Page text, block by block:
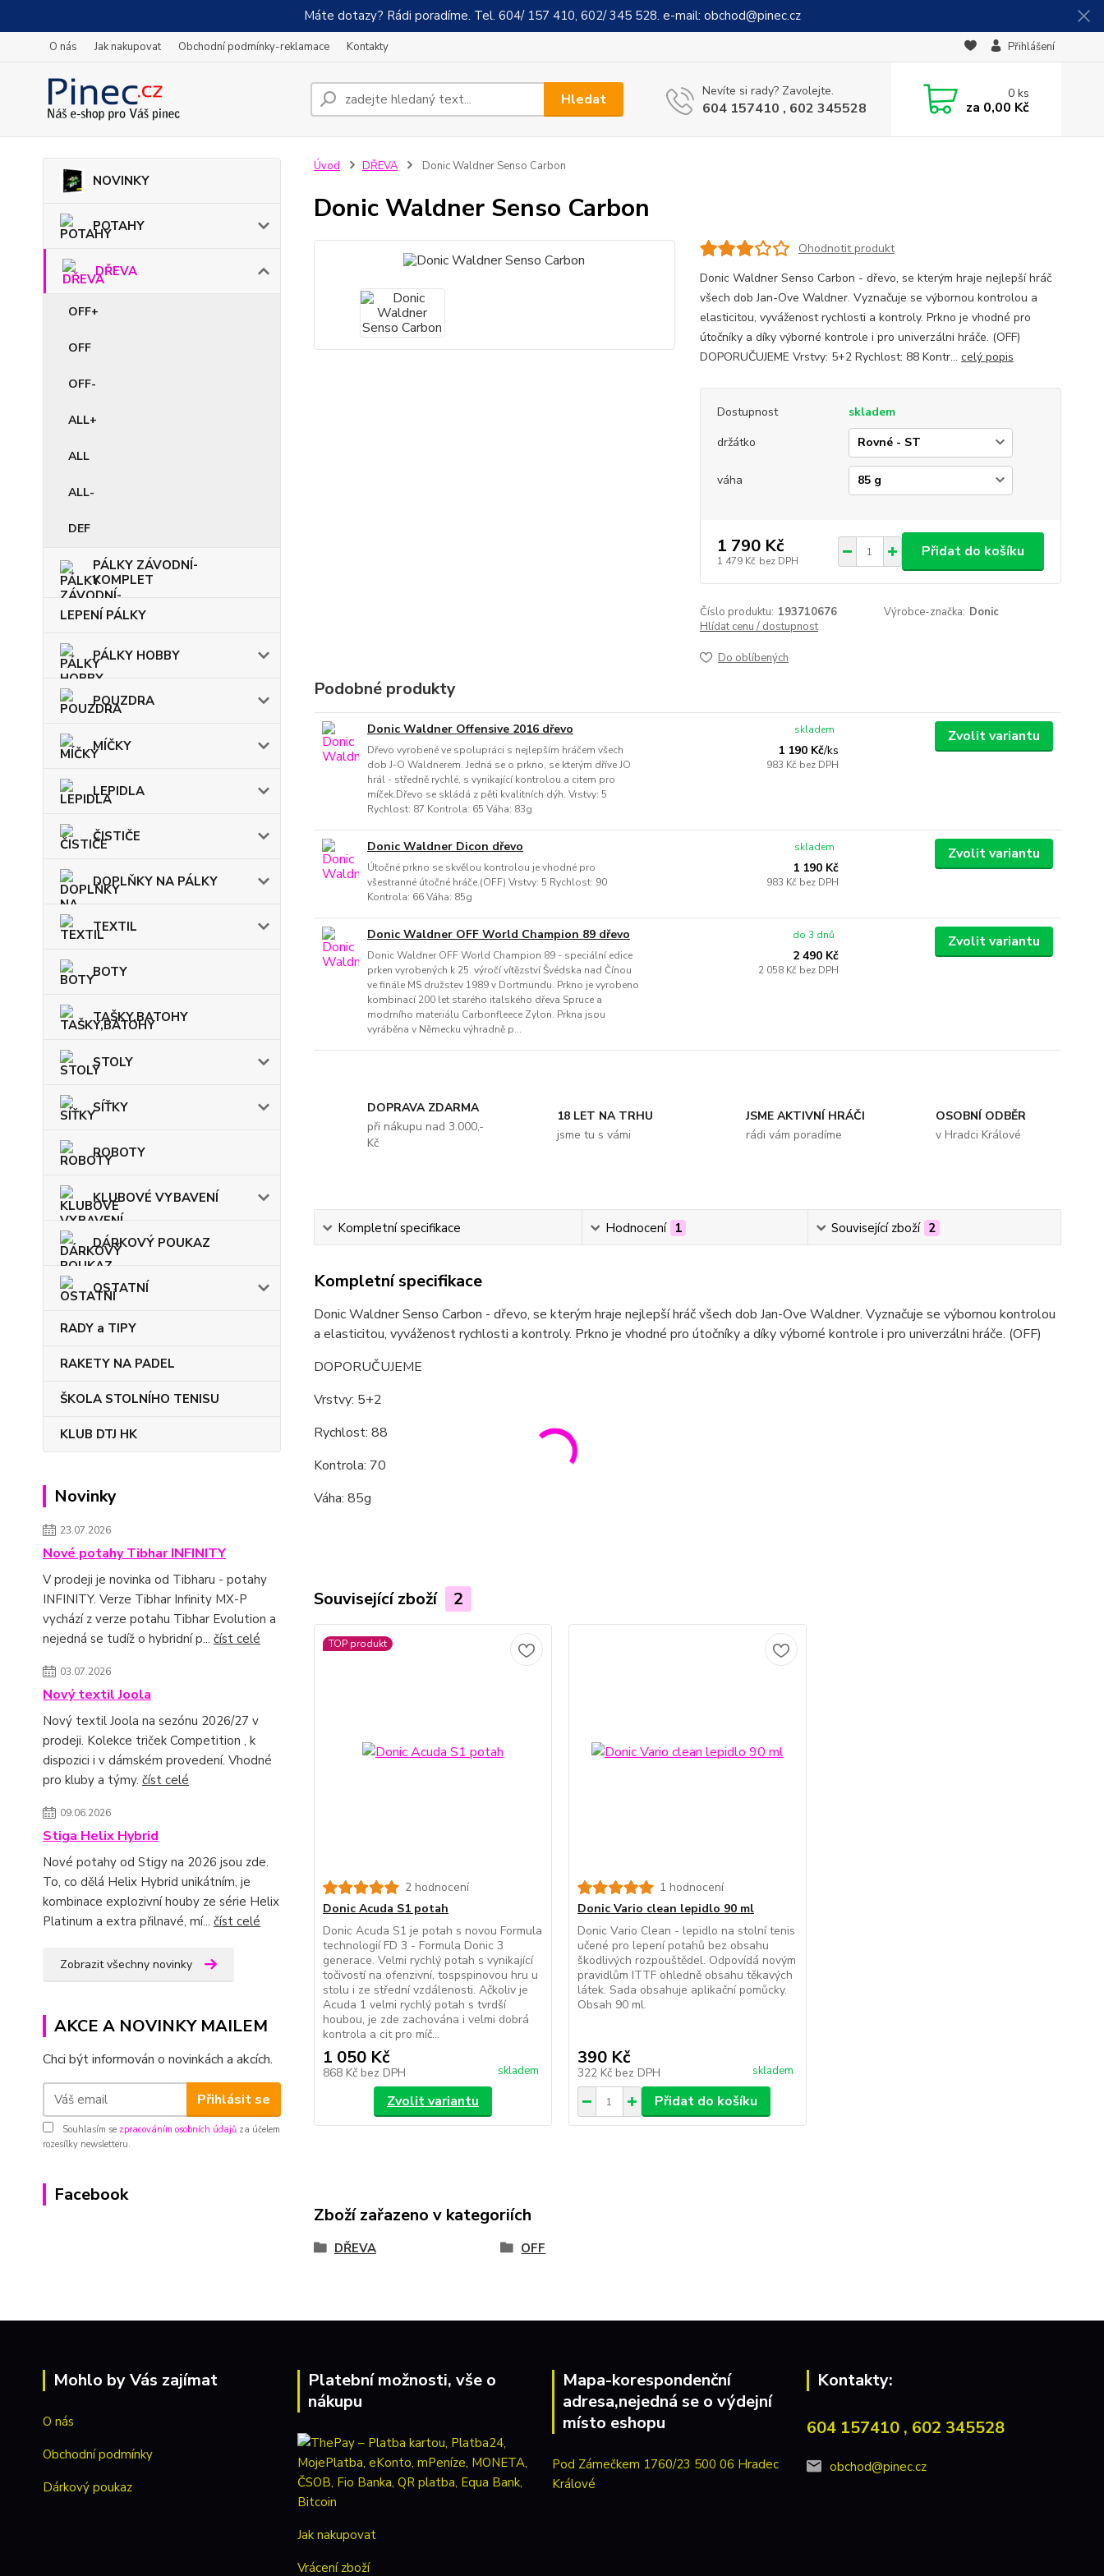
Máte dotazy? Rádi poradíme. Tel. 604/ 157 410, 602/ 345 528. e-mail: obchod@pinec.cz
O nás Jak nakupovat Obchodní podmínky-reklamace Kontakty Přihlášení
Hledat Nevíte si rady? Zavolejte.
604 157410 , 602 345528
0ks
za 0,00 Kč
NOVINKY
POTAHY
DŘEVA
OFF+
OFF
OFF-
ALL+
ALL
ALL-
DEF
PÁLKY ZÁVODNÍ-
KOMPLET
LEPENÍ PÁLKY
PÁLKY HOBBY
POUZDRA
MÍČKY
LEPIDLA
ČISTIČE
DOPLŇKY NA PÁLKY
TEXTIL
BOTY
TAŠKY,BATOHY
STOLY
SÍŤKY
ROBOTY
KLUBOVÉ VYBAVENÍ
DÁRKOVÝ POUKAZ
OSTATNÍ
RADY a TIPY
RAKETY NA PADEL
ŠKOLA STOLNÍHO TENISU
KLUB DTJ HK
Novinky
23.07.2026
Nové potahy Tibhar INFINITY
V prodeji je novinka od Tibharu - potahy
INFINITY. Verze Tibhar Infinity MX-P
vychází z verze potahu Tibhar Evolution a
nejedná se tudíž o hybridní p... číst celé
03.07.2026
Nový textil Joola
Nový textil Joola na sezónu 2026/27 v
prodeji. Kolekce triček Competition , k
dispozici i v dámském provedení. Vhodné
pro kluby a týmy. číst celé
09.06.2026
Stiga Helix Hybrid
Nové potahy od Stigy na 2026 jsou zde.
To, co dělá Helix Hybrid unikátním, je
kombinace explozivní houby ze série Helix
Platinum a extra přilnavé, mí... číst celé
Zobrazit všechny novinky
AKCE A NOVINKY MAILEM
Chci být informován o novinkách a akcích.
Přihlásit se
Souhlasím se zpracováním osobních údajů za účelem
rozesílky newsletteru.
Facebook
Úvod DŘEVA Donic Waldner Senso Carbon
Donic Waldner Senso Carbon
Ohodnotit produkt
Donic Waldner Senso Carbon - dřevo, se kterým hraje nejlepší hráč
všech dob Jan-Ove Waldner. Vyznačuje se výbornou kontrolou a
elasticitou, vyváženost rychlosti a kontroly. Prkno je vhodné pro
útočníky a díky výborné kontrole i pro univerzálni hráče. (OFF)
DOPORUČUJEME Vrstvy: 5+2 Rychlost: 88 Kontr... celý popis
Dostupnost
skladem
držátko
váha
1 790 Kč
1 479 Kč bez DPH
Přidat do košíku
Číslo produktu: 193710676 Výrobce-značka: Donic
Hlídat cenu / dostupnost
Do oblíbených
Podobné produkty
Donic Waldner Offensive 2016 dřevo
Dřevo vyrobené ve spolupráci s nejlepším hráčem všech
dob J-O Waldnerem. Jedná se o prkno, se kterým dříve JO
hrál - středně rychlé, s vynikající kontrolou a citem pro
míček.Dřevo se skládá z pěti kvalitních dýh. Vrstvy: 5
Rychlost: 87 Kontrola: 65 Váha: 83g
1 190 Kč/ks
983 Kč bez DPH
skladem Zvolit variantu
Donic Waldner Dicon dřevo
Útočné prkno se skvělou kontrolou je vhodné pro
všestranné útočné hráče.(OFF) Vrstvy: 5 Rychlost: 90
Kontrola: 66 Váha: 85g
1 190 Kč
983 Kč bez DPH
skladem Zvolit variantu
Donic Waldner OFF World Champion 89 dřevo
Donic Waldner OFF World Champion 89 - speciální edice
prken vyrobených k 25. výročí vítězství Švédska nad Čínou
ve finále MS družstev 1989 v Dortmundu. Prkno je vyrobeno
kombinací 200 let starého italského dřeva Spruce a
modrního materiálu Carbonfleece Zylon. Prkna jsou
vyráběna v Německu výhradně p...
2 490 Kč
2 058 Kč bez DPH
do 3 dnů Zvolit variantu
DOPRAVA ZDARMA
při nákupu nad 3.000,-
Kč
18 LET NA TRHU
jsme tu s vámi
JSME AKTIVNÍ HRÁČI
rádi vám poradíme
OSOBNÍ ODBĚR
v Hradci Králové
Kompletní specifikace Hodnocení 1 Související zboží 2
Kompletní specifikace
Donic Waldner Senso Carbon - dřevo, se kterým hraje nejlepší hráč všech dob Jan-Ove Waldner. Vyznačuje se výbornou kontrolou
a elasticitou, vyváženost rychlosti a kontroly. Prkno je vhodné pro útočníky a díky výborné kontrole i pro univerzálni hráče. (OFF)
DOPORUČUJEME
Vrstvy: 5+2
Rychlost: 88
Kontrola: 70
Váha: 85g
Související zboží 2
TOP produkt
2 hodnocení
Donic Acuda S1 potah
Donic Acuda S1 je potah s novou Formula
technologií FD 3 - Formula Donic 3
generace. Velmi rychlý potah s vynikající
točivostí na ofenzivní, tospspinovou hru u
stolu i ze střední vzdálenosti. Ačkoliv je
Acuda 1 velmi rychlý potah s tvrdší
houbou, je zde zachována i velmi dobrá
kontrola a cit pro míč...
1 050 Kč
868 Kč bez DPH skladem
Zvolit variantu
1 hodnocení
Donic Vario clean lepidlo 90 ml
Donic Vario Clean - lepidlo na stolní tenis
učené pro lepení potahů bez obsahu
škodlivých rozpouštědel. Odpovídá novým
pravidlům ITTF ohledně obsahu těkavých
látek. Sada obsahuje aplikační pomůcky.
Obsah 90 ml.
390 Kč
322 Kč bez DPH skladem
Přidat do košíku
Zboží zařazeno v kategoriích
DŘEVA OFF
Mohlo by Vás zajímat
O nás
Obchodní podmínky
Dárkový poukaz
Platební možnosti, vše o
nákupu
Jak nakupovat
Vrácení zboží
Mapa-korespondenční
adresa,nejedná se o výdejní
místo eshopu
Pod Zámečkem 1760/23 500 06 Hradec
Králové
Kontakty:
604 157410 , 602 345528
obchod@pinec.cz